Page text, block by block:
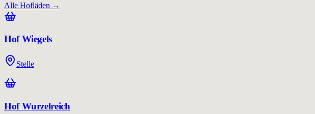
Alle Hofläden →
Hof Wiegels
Stelle
Hof Wurzelreich